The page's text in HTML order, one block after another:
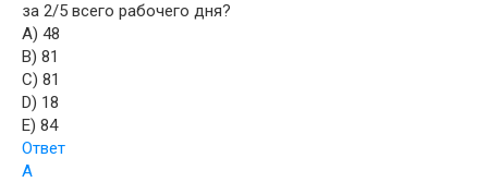
за 2/5 всего рабочего дня?
A) 48
B) 81
C) 81
D) 18
E) 84
Ответ
A